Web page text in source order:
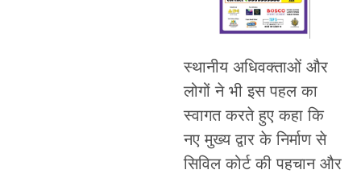
स्थानीय अधिवक्ताओं और
लोगों ने भी इस पहल का
स्वागत करते हुए कहा कि
नए मुख्य द्वार के निर्माण से
सिविल कोर्ट की पहचान और